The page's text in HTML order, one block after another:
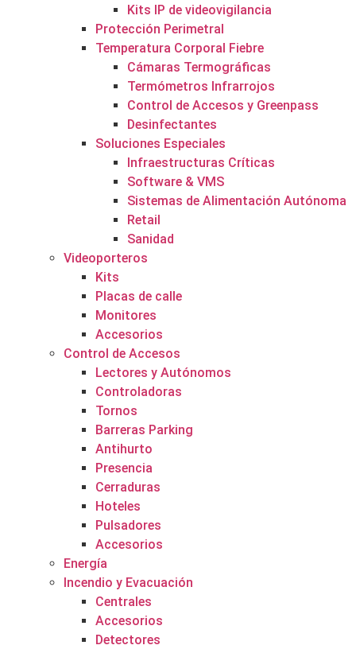
Kits IP de videovigilancia
Protección Perimetral
Temperatura Corporal Fiebre
Cámaras Termográficas
Termómetros Infrarrojos
Control de Accesos y Greenpass
Desinfectantes
Soluciones Especiales
Infraestructuras Críticas
Software & VMS
Sistemas de Alimentación Autónoma
Retail
Sanidad
Videoporteros
Kits
Placas de calle
Monitores
Accesorios
Control de Accesos
Lectores y Autónomos
Controladoras
Tornos
Barreras Parking
Antihurto
Presencia
Cerraduras
Hoteles
Pulsadores
Accesorios
Energía
Incendio y Evacuación
Centrales
Accesorios
Detectores